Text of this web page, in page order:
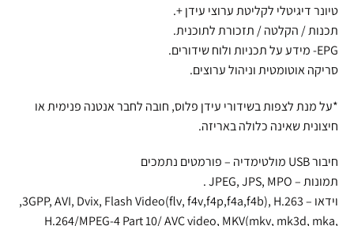
טיונר דיגיטלי לקליטת ערוצי עידן +.
תכנות / הקלטה / תזכורת לתוכנית.
EPG- מידע על תכניות ולוח שידורים.
סריקה אוטומטית וניהול ערוצים.
*על מנת לצפות בשידורי עידן פלוס, חובה לחבר אנטנה פנימית או
חיצונית שאינה כלולה באריזה.
חיבור USB מולטימדיה – פורמטים נתמכים
תמונות – JPEG, JPS, MPO .
וידאו – 3GPP, AVI, Dvix, Flash Video(flv, f4v,f4p,f4a,f4b), H.263,
H.264/MPEG-4 Part 10/ AVC video, MKV(mkv, mk3d, mka,